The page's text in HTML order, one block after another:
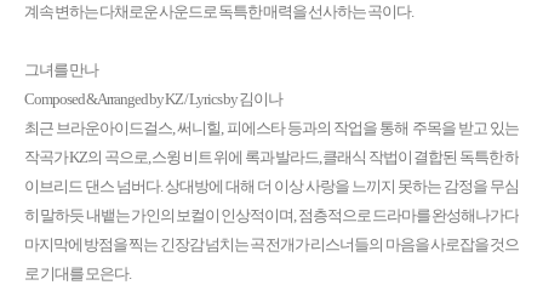
계속 변하는 다채로운 사운드로 독특한 매력을 선사하는 곡이다.
그녀를 만나
Composed & Arranged by KZ / Lyrics by 김이나
최근 브라운아이드걸스, 써니힐, 피에스타 등과의 작업을 통해 주목을 받고 있는
작곡가 KZ의 곡으로, 스윙 비트 위에 록과 발라드, 클래식 작법이 결합된 독특한 하
이브리드 댄스 넘버다. 상대방에 대해 더 이상 사랑을 느끼지 못하는 감정을 무심
히 말하듯 내뱉는 가인의 보컬이 인상적이며, 점층적으로 드라마를 완성해나가다
마지막에 방점을 찍는 긴장감 넘치는 곡 전개가 리스너들의 마음을 사로잡을 것으
로 기대를 모은다.